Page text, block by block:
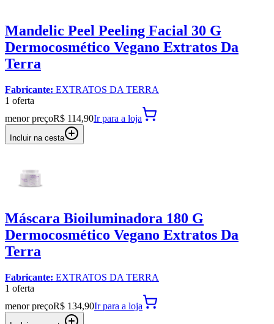
Mandelic Peel Peeling Facial 30 G
Dermocosmético Vegano Extratos Da
Terra
Fabricante: EXTRATOS DA TERRA
1 oferta
menor preçoR$ 114,90Ir para a loja
Incluir na cesta
Máscara Bioiluminadora 180 G
Dermocosmético Vegano Extratos Da
Terra
Fabricante: EXTRATOS DA TERRA
1 oferta
menor preçoR$ 134,90Ir para a loja